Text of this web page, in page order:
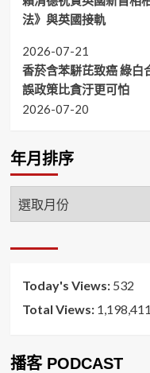
法》與英國接軌
2026-07-21
香菸含苯駢芘致癌 綠
誤政策比貪汙更可怕
2026-07-20
年月排序
年
月
序
Today's Views: 532
Total Views: 1,198,411
播客 PODCAST